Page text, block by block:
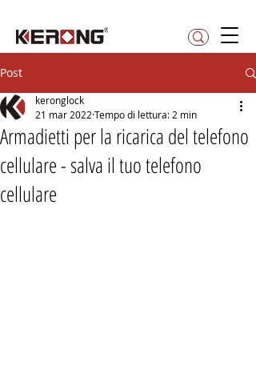
Post
Armadietti per la ricarica del telefono
cellulare - salva il tuo telefono
cellulare
keronglock
21 mar 2022 Tempo di lettura: 2 min